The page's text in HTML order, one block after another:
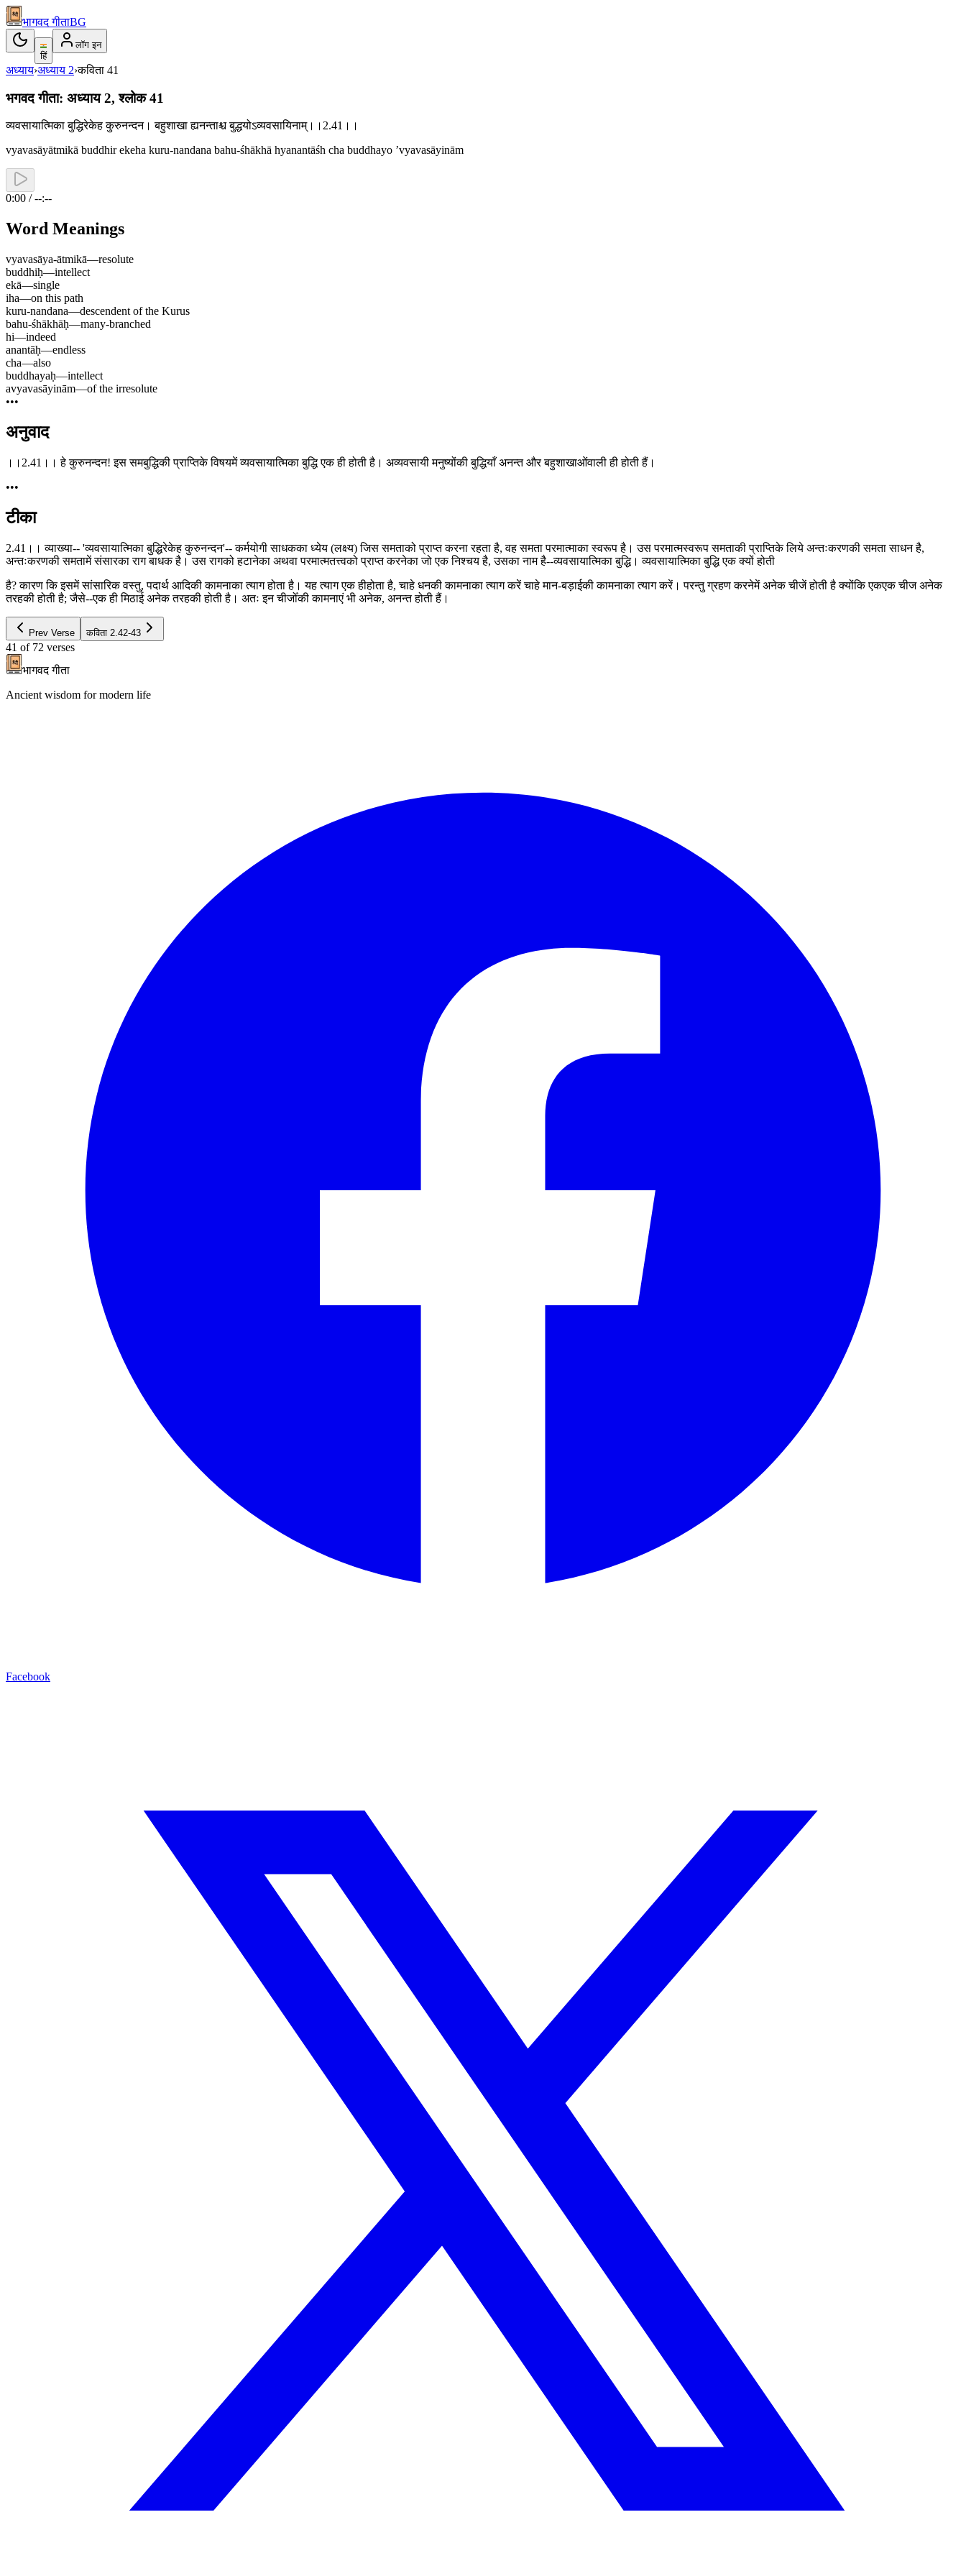
भागवद गीताBG
हिं
लॉग इन
अध्याय›अध्याय 2›कविता 41
भगवद गीता: अध्याय 2, श्लोक 41
व्यवसायात्मिका बुद्धिरेकेह कुरुनन्दन। बहुशाखा ह्यनन्ताश्च बुद्धयोऽव्यवसायिनाम्।।2.41।।
vyavasāyātmikā buddhir ekeha kuru-nandana bahu-śhākhā hyanantāśh cha buddhayo ’vyavasāyinām
0:00 / --:--
Word Meanings
vyavasāya-ātmikā—resolute
buddhiḥ—intellect
ekā—single
iha—on this path
kuru-nandana—descendent of the Kurus
bahu-śhākhāḥ—many-branched
hi—indeed
anantāḥ—endless
cha—also
buddhayaḥ—intellect
avyavasāyinām—of the irresolute
•••
अनुवाद
।।2.41।। हे कुरुनन्दन! इस समबुद्धिकी प्राप्तिके विषयमें व्यवसायात्मिका बुद्धि एक ही होती है। अव्यवसायी मनुष्योंकी बुद्धियाँ अनन्त और बहुशाखाओंवाली ही होती हैं।
•••
टीका
2.41।। व्याख्या-- 'व्यवसायात्मिका बुद्धिरेकेह कुरुनन्दन'-- कर्मयोगी साधकका ध्येय (लक्ष्य) जिस समताको प्राप्त करना रहता है, वह समता परमात्माका स्वरूप है। उस परमात्मस्वरूप समताकी प्राप्तिके लिये अन्तःकरणकी समता साधन है,
अन्तःकरणकी समतामें संसारका राग बाधक है। उस रागको हटानेका अथवा परमात्मतत्त्वको प्राप्त करनेका जो एक निश्चय है, उसका नाम है--व्यवसायात्मिका बुद्धि। व्यवसायात्मिका बुद्धि एक क्यों होती
है? कारण कि इसमें सांसारिक वस्तु, पदार्थ आदिकी कामनाका त्याग होता है। यह त्याग एक हीहोता है, चाहे धनकी कामनाका त्याग करें चाहे मान-बड़ाईकी कामनाका त्याग करें। परन्तु ग्रहण करनेमें अनेक चीजें होती है क्योंकि एकएक चीज अनेक
तरहकी होती है; जैसे--एक ही मिठाई अनेक तरहकी होती है। अतः इन चीजोँकी कामनाएं भी अनेक, अनन्त होती हैं।
Prev Verse कविता 2.42-43
41 of 72 verses
भागवद गीता
Ancient wisdom for modern life
Facebook